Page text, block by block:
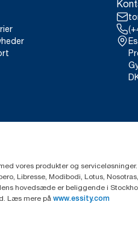
vores produkter og
Libresse, Modibodi, Lotus,
hovedsæde er beliggende i
Læs mere på www.essity.com